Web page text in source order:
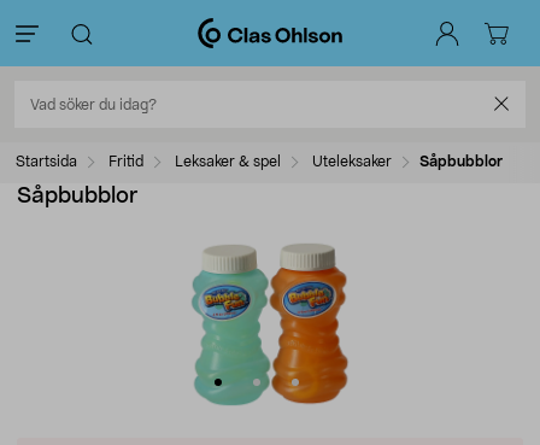
Startsida Fritid Leksaker & spel Uteleksaker Såpbubblor
Såpbubblor